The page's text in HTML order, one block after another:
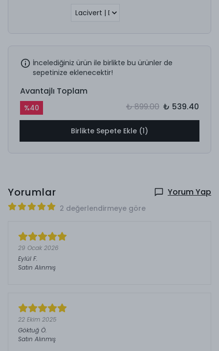
İncelediğiniz ürün ile birlikte bu ürünler de
sepetinize eklenecektir!
Avantajlı Toplam
%40 ₺ 899.00 ₺ 539.40
Birlikte Sepete Ekle (1)
Yorumlar Yorum Yap
2 değerlendirmeye göre
29 Ocak 2026
Eylül F.
Satın Alınmış
22 Ekim 2025
Göktuğ Ö.
Satın Alınmış